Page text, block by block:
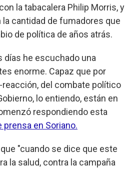
la tabacalera Philip Morris, y
cantidad de fumadores que
de política de años atrás.
días he escuchado una
enorme. Capaz que por
reacción, del combate político
lo entiendo, están en
respondiendo esta
prensa en Soriano.
"cuando se dice que este
la salud, contra la campaña